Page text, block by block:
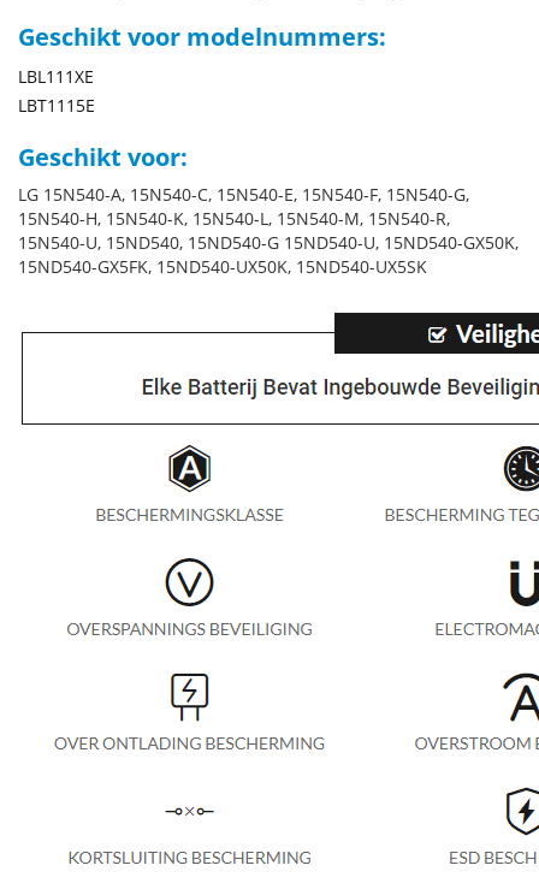
Geschikt voor modelnummers:
LBL111XE
LBT1115E
Geschikt voor:
LG 15N540-A, 15N540-C, 15N540-E, 15N540-F, 15N540-G,
15N540-H, 15N540-K, 15N540-L, 15N540-M, 15N540-R,
15N540-U, 15ND540, 15ND540-G 15ND540-U, 15ND540-GX50K,
15ND540-GX5FK, 15ND540-UX50K, 15ND540-UX5SK